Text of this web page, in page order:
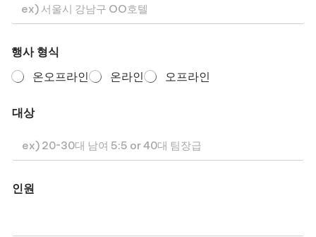
행사 형식
온오프라인
온라인 오프라인
대상
인원